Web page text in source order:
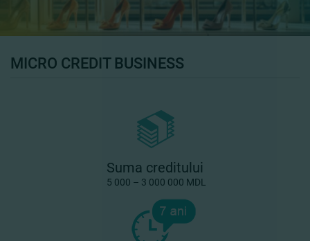
MICRO CREDIT BUSINESS
Suma creditului
5 000 – 3 000 000 MDL